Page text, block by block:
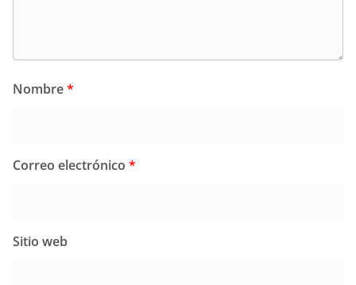
Nombre*
Correo electrónico *
Sitio web